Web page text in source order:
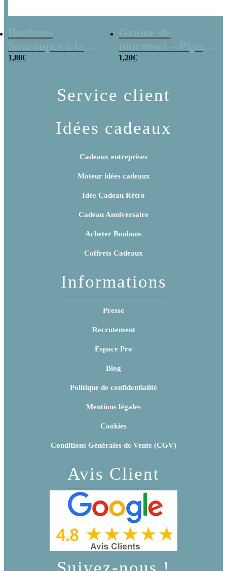
poudre (x20)
1,80€
x 3
1,20€
Service client
Idées cadeaux
Cadeaux entreprises
Moteur idées cadeaux
Idée Cadeau Rétro
Cadeau Anniversaire
Acheter Bonbons
Coffrets Cadeaux
Informations
Presse
Recrutement
Espace Pro
Blog
Politique de confidentialité
Mentions légales
Cookies
Conditions Générales de Vente (CGV)
Avis Client